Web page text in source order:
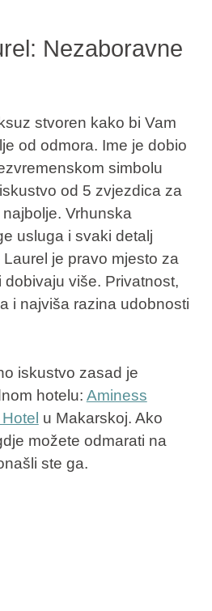
Nezaboravne
stvoren kako bi Vam
od odmora. Ime je dobio
simbolu
od 5 zvjezdica za
. Vrhunska
usluga i svaki detalj
je pravo mjesto za
više. Privatnost,
i najviša razina udobnosti
iskustvo zasad je
hotelu: Aminess
u Makarskoj. Ako
možete odmarati na
ste ga.